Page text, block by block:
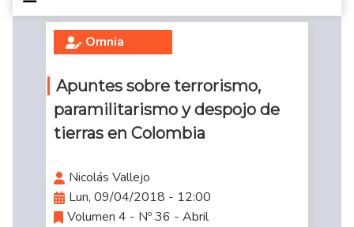
Omnia
Apuntes sobre terrorismo,
paramilitarismo y despojo de
tierras en Colombia
Nicolás Vallejo
Lun, 09/04/2018 - 12:00
Volumen 4 - Nº 36 - Abril